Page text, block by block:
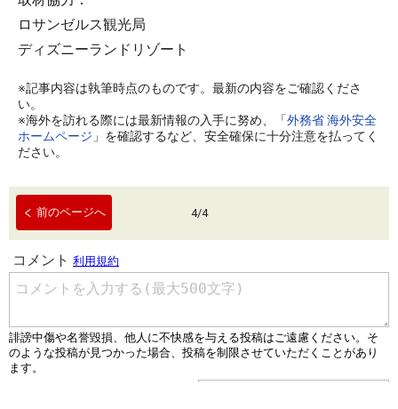
ロサンゼルス観光局
ディズニーランドリゾート
※記事内容は執筆時点のものです。最新の内容をご確認くださ
い。
※海外を訪れる際には最新情報の入手に努め、「外務省 海外安全
ホームページ 」を確認するなど、安全確保に十分注意を払ってく
ださい。
前のページへ 4/4